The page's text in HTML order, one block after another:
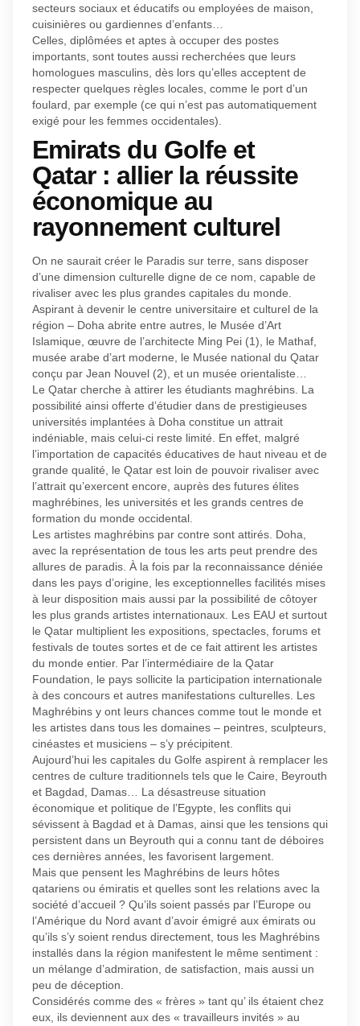
secteurs sociaux et éducatifs ou employées de maison,
cuisinières ou gardiennes d’enfants…
Celles, diplômées et aptes à occuper des postes
importants, sont toutes aussi recherchées que leurs
homologues masculins, dès lors qu’elles acceptent de
respecter quelques règles locales, comme le port d’un
foulard, par exemple (ce qui n’est pas automatiquement
exigé pour les femmes occidentales).
Emirats du Golfe et
Qatar : allier la réussite
économique au
rayonnement culturel
On ne saurait créer le Paradis sur terre, sans disposer
d’une dimension culturelle digne de ce nom, capable de
rivaliser avec les plus grandes capitales du monde.
Aspirant à devenir le centre universitaire et culturel de la
région – Doha abrite entre autres, le Musée d’Art
Islamique, œuvre de l’architecte Ming Pei (1), le Mathaf,
musée arabe d’art moderne, le Musée national du Qatar
conçu par Jean Nouvel (2), et un musée orientaliste…
Le Qatar cherche à attirer les étudiants maghrébins. La
possibilité ainsi offerte d’étudier dans de prestigieuses
universités implantées à Doha constitue un attrait
indéniable, mais celui-ci reste limité. En effet, malgré
l’importation de capacités éducatives de haut niveau et de
grande qualité, le Qatar est loin de pouvoir rivaliser avec
l’attrait qu’exercent encore, auprès des futures élites
maghrébines, les universités et les grands centres de
formation du monde occidental.
Les artistes maghrébins par contre sont attirés. Doha,
avec la représentation de tous les arts peut prendre des
allures de paradis. À la fois par la reconnaissance déniée
dans les pays d’origine, les exceptionnelles facilités mises
à leur disposition mais aussi par la possibilité de côtoyer
les plus grands artistes internationaux. Les EAU et surtout
le Qatar multiplient les expositions, spectacles, forums et
festivals de toutes sortes et de ce fait attirent les artistes
du monde entier. Par l’intermédiaire de la Qatar
Foundation, le pays sollicite la participation internationale
à des concours et autres manifestations culturelles. Les
Maghrébins y ont leurs chances comme tout le monde et
les artistes dans tous les domaines – peintres, sculpteurs,
cinéastes et musiciens – s’y précipitent.
Aujourd’hui les capitales du Golfe aspirent à remplacer les
centres de culture traditionnels tels que le Caire, Beyrouth
et Bagdad, Damas… La désastreuse situation
économique et politique de l’Egypte, les conflits qui
sévissent à Bagdad et à Damas, ainsi que les tensions qui
persistent dans un Beyrouth qui a connu tant de déboires
ces dernières années, les favorisent largement.
Mais que pensent les Maghrébins de leurs hôtes
qatariens ou émiratis et quelles sont les relations avec la
société d’accueil ? Qu’ils soient passés par l’Europe ou
l’Amérique du Nord avant d’avoir émigré aux émirats ou
qu’ils s’y soient rendus directement, tous les Maghrébins
installés dans la région manifestent le même sentiment :
un mélange d’admiration, de satisfaction, mais aussi un
peu de déception.
Considérés comme des « frères » tant qu’ ils étaient chez
eux, ils deviennent aux des « travailleurs invités » au